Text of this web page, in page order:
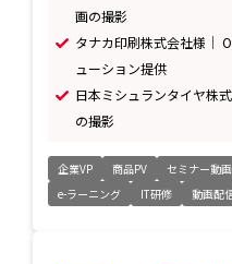
画の撮影
タナカ印刷株式会社様｜
ューション提供
日本ミシュランタイヤ株
の撮影
企業VP 商品PV セミナー動画
e-ラーニング
IT研修 動画配